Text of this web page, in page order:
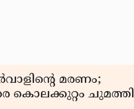
മരണം;
കൊലക്കുറ്റം ചുമത്തി